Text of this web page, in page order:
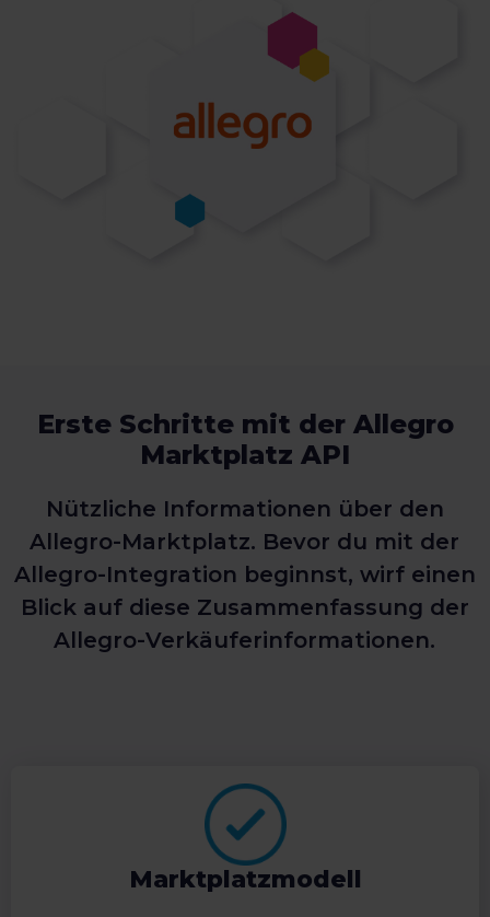
Erste Schritte mit der Allegro
Marktplatz API
Nützliche Informationen über den
Allegro-Marktplatz. Bevor du mit der
Allegro-Integration beginnst, wirf einen
Blick auf diese Zusammenfassung der
Allegro-Verkäuferinformationen.
Marktplatzmodell